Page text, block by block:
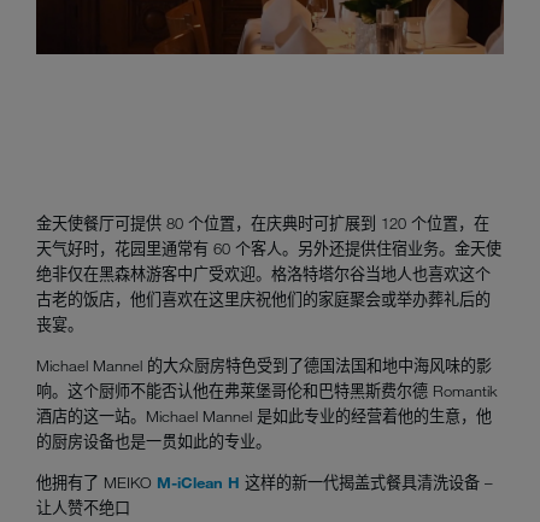
金天使餐厅可提供 80 个位置，在庆典时可扩展到 120 个位置，在
天气好时，花园里通常有 60 个客人。另外还提供住宿业务。金天使
绝非仅在黑森林游客中广受欢迎。格洛特塔尔谷当地人也喜欢这个
古老的饭店，他们喜欢在这里庆祝他们的家庭聚会或举办葬礼后的
丧宴。
Michael Mannel 的大众厨房特色受到了德国法国和地中海风味的影
响。这个厨师不能否认他在弗莱堡哥伦和巴特黑斯费尔德 Romantik
酒店的这一站。Michael Mannel 是如此专业的经营着他的生意，他
的厨房设备也是一贯如此的专业。
他拥有了 MEIKO M-iClean H 这样的新一代揭盖式餐具清洗设备 –
让人赞不绝口